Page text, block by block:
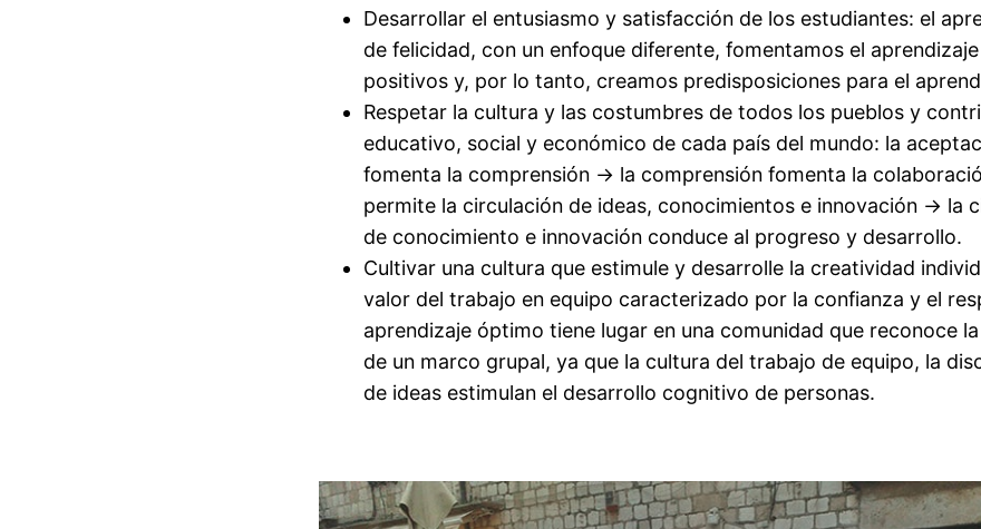
Desarrollar el entusiasmo y satisfacción de los estudiantes: el
de felicidad, con un enfoque diferente, fomentamos el
positivos y, por lo tanto, creamos predisposiciones para el
Respetar la cultura y las costumbres de todos los pueblos y
educativo, social y económico de cada país del mundo: la
fomenta la comprensión → la comprensión fomenta la
permite la circulación de ideas, conocimientos e innovación → la
de conocimiento e innovación conduce al progreso y desarrollo.
Cultivar una cultura que estimule y desarrolle la creatividad
valor del trabajo en equipo caracterizado por la confianza y el
aprendizaje óptimo tiene lugar en una comunidad que reconoce
de un marco grupal, ya que la cultura del trabajo de equipo, la
de ideas estimulan el desarrollo cognitivo de personas.